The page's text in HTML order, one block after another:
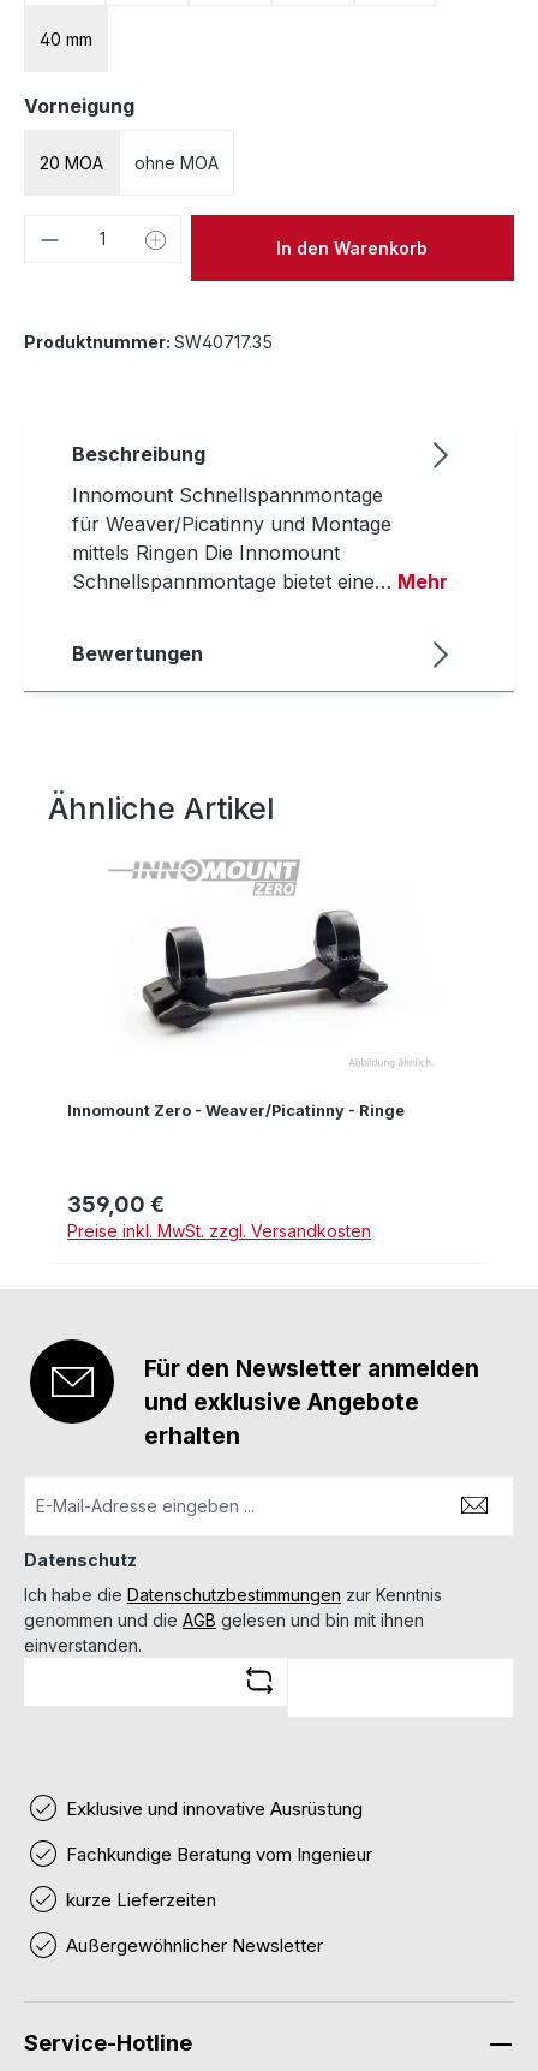
40 mm
Vorneigungauswählen
20 MOA ohne MOA
Produkt Anzahl: Gib denIn den Warenkorb
Produktnummer: SW40717.35
Beschreibung
Innomount Schnellspannmontage
für Weaver/Picatinny und Montage
mittels Ringen Die Innomount
Schnellspannmontage bietet eine… Mehr
Bewertungen
Produktgalerie überspringen
Ähnliche Artikel
Innomount Zero - Weaver/Picatinny - Ringe
Regulärer Preis:
359,00 €
Preise inkl. MwSt. zzgl. Versandkosten
Für den Newsletter anmelden
und exklusive Angebote
erhalten
Datenschutz
Ich habe die Datenschutzbestimmungen zur Kenntnis
genommen und die AGB gelesen und bin mit ihnen
einverstanden.
Exklusive und innovative Ausrüstung
Fachkundige Beratung vom Ingenieur
kurze Lieferzeiten
Außergewöhnlicher Newsletter
Service-Hotline